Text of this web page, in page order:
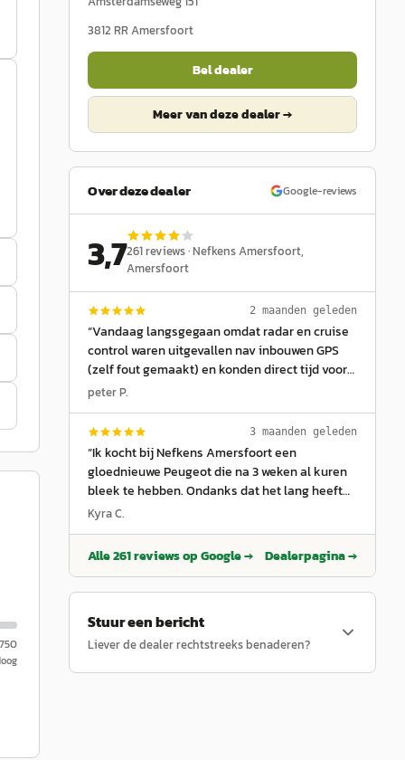
3812 RRAmersfoort
Bel dealer
Meer van deze dealer →
Over deze dealer Google-reviews
3,7261reviews ·Nefkens Amersfoort,
Amersfoort
2 maanden geleden
“Vandaag langsgegaan omdat radar en cruise
control waren uitgevallen nav inbouwen GPS
(zelf fout gemaakt) en konden direct tijd voor
mij vrijmaken voor initieel onderzoek. ODBC
staan. Afspraak gemaakt 2 weken later om
issue concreet te verhelpen om camera's in te
leren. Top service.
peter P.
3 maanden geleden
“Ik kocht bij Nefkens Amersfoort een
gloednieuwe Peugeot die na 3 weken al kuren
bleek te hebben. Ondanks dat het lang heeft
geduurd, voordat deze verholpen waren (want
ben ik begripvol en vriendelijk geholpen.
Kyra C.
Alle261reviews op Google → Dealerpagina →
Stuur een bericht
Liever de dealer rechtstreeks benaderen?